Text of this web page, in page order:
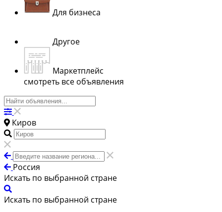
Для бизнеса
Другое
Маркетплейс
смотреть все объявления
Киров
Россия
Искать по выбранной стране
Искать по выбранной стране